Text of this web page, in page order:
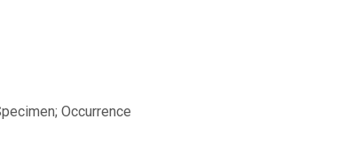
Occurrence